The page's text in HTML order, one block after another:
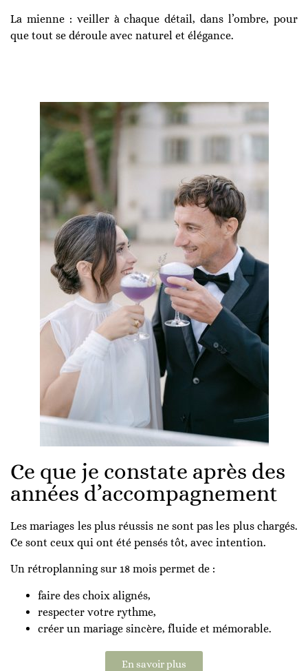
La mienne : veiller à chaque détail, dans l’ombre, pour
que tout se déroule avec naturel et élégance.
Ce que je constate après des
années d’accompagnement
Les mariages les plus réussis ne sont pas les plus chargés.
Ce sont ceux qui ont été pensés tôt, avec intention.
Un rétroplanning sur 18 mois permet de :
faire des choix alignés,
respecter votre rythme,
créer un mariage sincère, fluide et mémorable.
En savoir plus